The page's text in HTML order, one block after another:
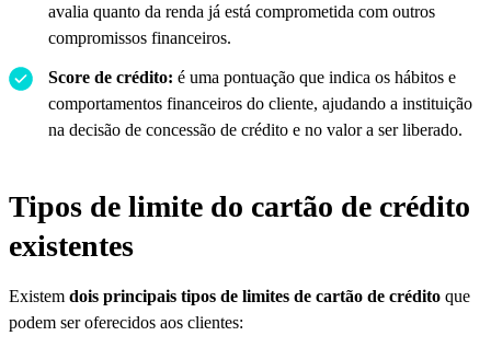
avalia quanto da renda já está comprometida com outros
compromissos financeiros.
Score de crédito: é uma pontuação que indica os hábitos e
comportamentos financeiros do cliente, ajudando a instituição
na decisão de concessão de crédito e no valor a ser liberado.
Tipos de limite do cartão de crédito
existentes
Existem dois principais tipos de limites de cartão de crédito que
podem ser oferecidos aos clientes: